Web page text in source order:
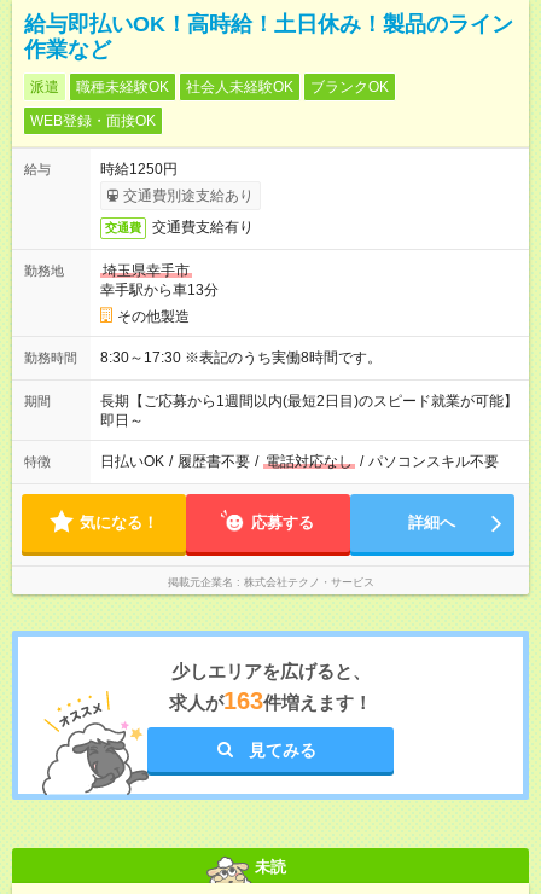
給与即払いOK！高時給！土日休み！製品のライン
作業など
派遣 職種未経験OK 社会人未経験OK
ブランクOK
WEB登録・面接OK
給与
時給1250円
交通費別途支給あり
交通費 交通費支給有り
勤務地
埼玉県幸手市
幸手駅から車13分
その他製造
勤務時間 8:30～17:30 ※表記のうち実働8時間です。
期間
長期【ご応募から1週間以内(最短2日目)のスピード就業が可能】
即日～
特徴 日払いOK / 履歴書不要 / 電話対応なし / パソコンスキル不要
気になる！ 応募する 詳細へ
掲載元企業名 株式会社テクノ・サービス
少しエリアを広げると、
求人が163件増えます！
見てみる
未読